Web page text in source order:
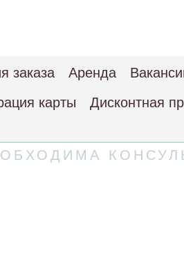
заказа Аренда
карты
Дисконтная